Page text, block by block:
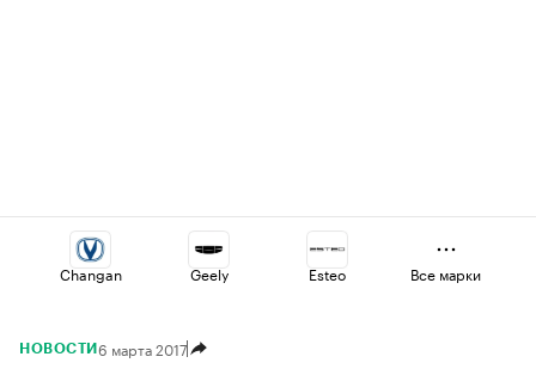
Changan Geely Esteo
Volga Omoda
Все марки
НОВОСТИ 6 марта 2017